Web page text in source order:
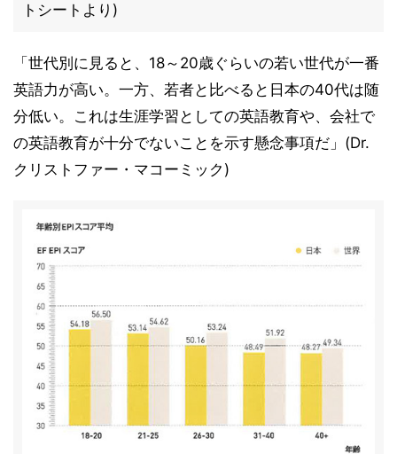
トシートより)
「世代別に見ると、18～20歳ぐらいの若い世代が一番
英語力が高い。一方、若者と比べると日本の40代は随
分低い。これは生涯学習としての英語教育や、会社で
の英語教育が十分でないことを示す懸念事項だ」(Dr.
クリストファー・マコーミック)